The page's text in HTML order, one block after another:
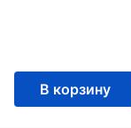
В корзину